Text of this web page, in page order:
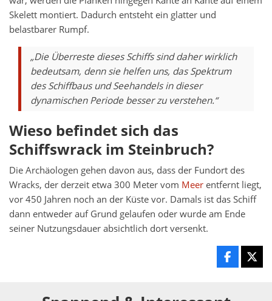
Skelett montiert. Dadurch entsteht ein glatter und
belastbarer Rumpf.
„Die Überreste dieses Schiffs sind daher wirklich
bedeutsam, denn sie helfen uns, das Spektrum
des Schiffbaus und Seehandels in dieser
dynamischen Periode besser zu verstehen.“
Wieso befindet sich das
Schiffswrack im Steinbruch?
Die Archäologen gehen davon aus, dass der Fundort des
Wracks, der derzeit etwa 300 Meter vom Meer entfernt liegt,
vor 450 Jahren noch an der Küste vor. Damals ist das Schiff
dann entweder auf Grund gelaufen oder wurde am Ende
seiner Nutzungsdauer absichtlich dort versenkt.